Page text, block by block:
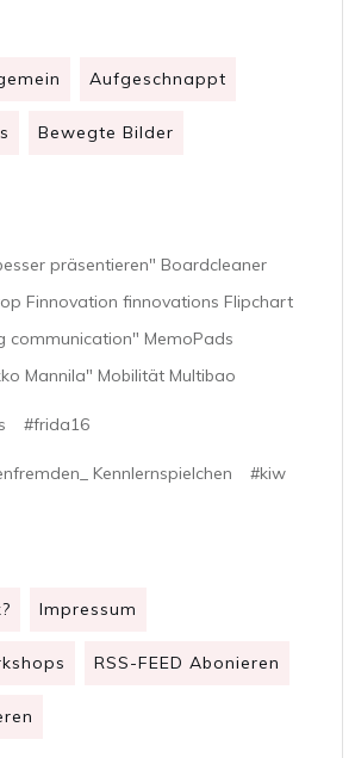
Aufgeschnappt
Bewegte Bilder
präsentieren" Boardcleaner
Finnovation finnovations Flipchart
communication" MemoPads
Mannila" Mobilität Multibao
#frida16
Kennlernspielchen #kiw
Impressum
RSS-FEED Abonieren